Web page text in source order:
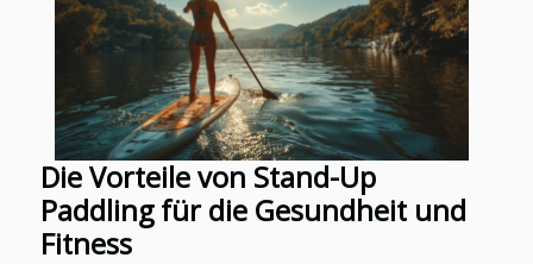
Die Vorteile von Stand-Up
Paddling für die Gesundheit und
Fitness